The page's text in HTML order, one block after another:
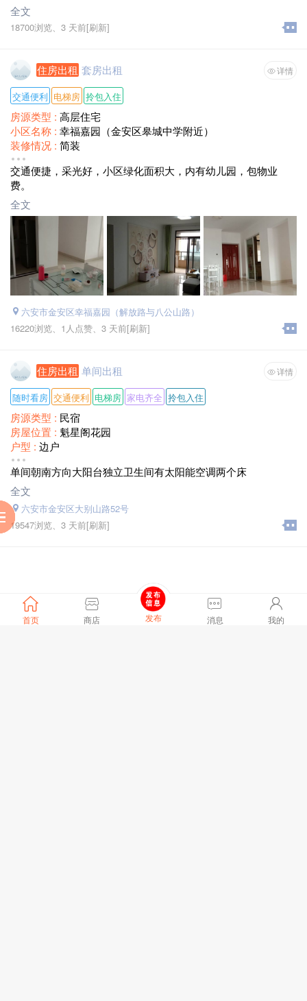
全文
18700浏览、 3 天前[刷新]
住房出租 套房出租 详情
交通便利 电梯房 拎包入住
房源类型 : 高层住宅
小区名称 : 幸福嘉园（金安区皋城中学附近）
装修情况 : 简装
房屋配套 :
柜 宽带 暖气 阳台 独立卫生间
面积 :
月租金 :
交通便捷，采光好，小区绿化面积大，内有幼儿园，包物业
费。
全文
六安市金安区幸福嘉园（解放路与八公山路）
16220浏览、 1人点赞、 3 天前[刷新]
住房出租 单间出租 详情
随时看房 交通便利 电梯房 家电齐全 拎包入住
房源类型 : 民宿
房屋位置 : 魁星阁花园
户型 : 边户
装修情况 :
租赁方式 :合租
面积 :
月租金 :800
单间朝南方向大阳台独立卫生间有太阳能空调两个床
全文
六安市金安区大别山路52号
19547浏览、 3 天前[刷新]
首页 商店 发布 消息 我的